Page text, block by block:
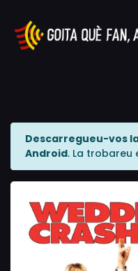
Descarregueu-vos
Android. La trobareu